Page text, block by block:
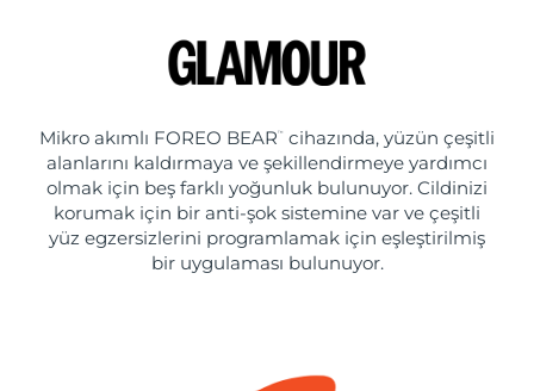
Mikro akımlı FOREO BEAR ™
cihazında, yüzün çeşitli
alanlarını kaldırmaya ve şekillendirmeye yardımcı
olmak için beş farklı yoğunluk bulunuyor. Cildinizi
korumak için bir anti-şok sistemine var ve çeşitli
yüz egzersizlerini programlamak için eşleştirilmiş
bir uygulaması bulunuyor.